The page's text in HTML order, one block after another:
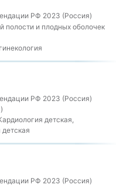
РФ 2023 (Россия)
полости и плодных оболочек
РФ 2023 (Россия)
детская,
РФ 2023 (Россия)